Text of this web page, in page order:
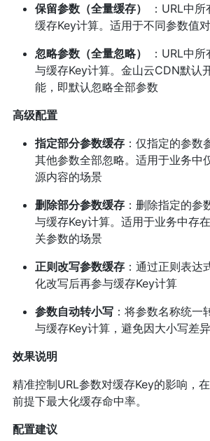
保留参数（全量缓存）
：URL中
缓存Key计算。适用于不同参数值
忽略参数（全量忽略）
：URL中
与缓存Key计算。金山云CDN默认
能，即默认忽略全部参数
高级配置
指定部分参数缓存：仅指定的参数
其他参数全部忽略。适用于业务中
源内容的场景
删除部分参数缓存：删除指定的参
与缓存Key计算。适用于业务中存
关参数的场景
正则改写参数缓存：通过正则表达
化改写后再参与缓存Key计算
参数自动转小写：将参数名称统一
与缓存Key计算，避免因大小写差
效果说明
精准控制URL参数对缓存Key的影响，
前提下最大化缓存命中率。
配置建议